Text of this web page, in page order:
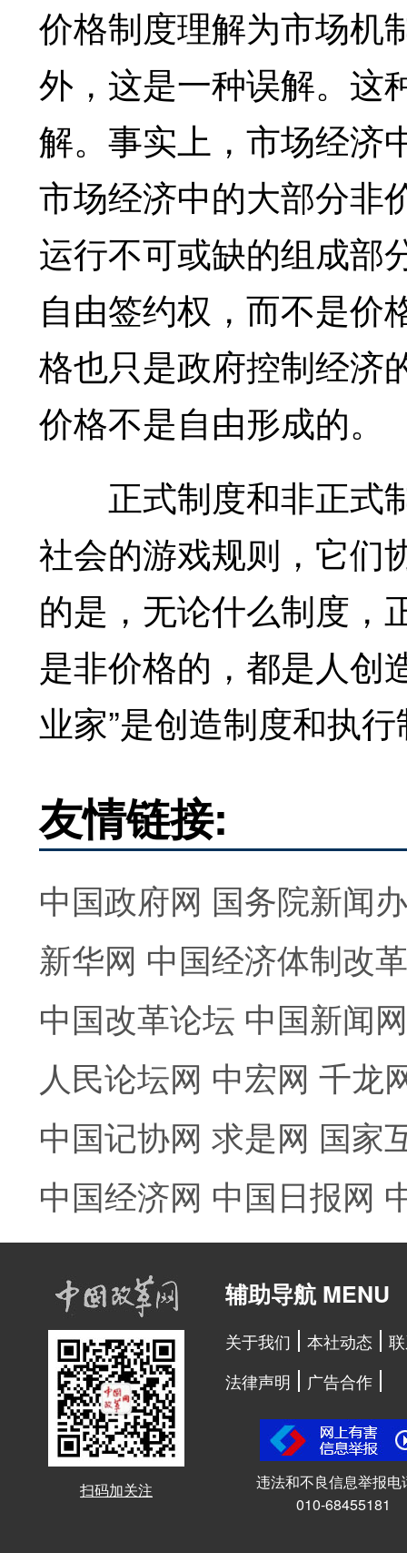
价格制度理解为市场机
外，这是一种误解。这
解。事实上，市场经济
市场经济中的大部分非
运行不可或缺的组成部
自由签约权，而不是价
格也只是政府控制经济
价格不是自由形成的。
正式制度和非正式
社会的游戏规则，它们
的是，无论什么制度，
是非价格的，都是人创
业家”是创造制度和执
友情链接:
中国政府网 国务院新闻
新华网 中国经济体制改
中国改革论坛 中国新闻网
人民论坛网 中宏网 千龙
中国记协网 求是网 国家
中国经济网 中国日报网
扫码加关注
辅助导航 MENU
关于我们 本社动态
法律声明
广告合作
违法和不良信息举报电
010-68455181